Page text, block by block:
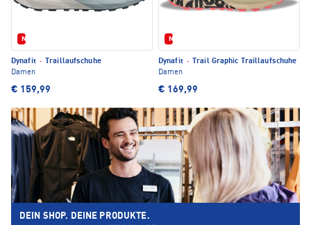
Neu
Dynafit ·
Traillaufschuhe
Damen
€ 159,99
Neu
Dynafit ·
Trail Graphic Traillaufschuhe
Damen
€ 169,99
DEIN SHOP. DEINE PRODUKTE.